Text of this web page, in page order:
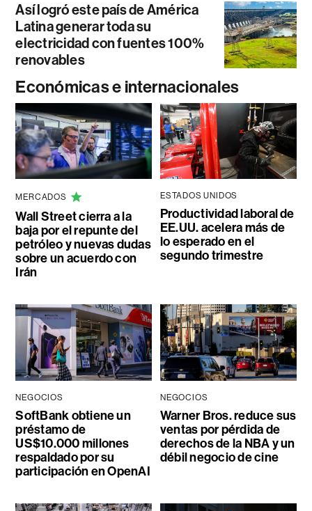
Así logró este país de América
Latina generar toda su
electricidad con fuentes 100%
renovables
Económicas e internacionales
MERCADOS
Wall Street cierra a la
baja por el repunte del
petróleo y nuevas dudas
sobre un acuerdo con
Irán
ESTADOS UNIDOS
Productividad laboral de
EE.UU. acelera más de
lo esperado en el
segundo trimestre
NEGOCIOS
SoftBank obtiene un
préstamo de
US$10.000 millones
respaldado por su
participación en OpenAI
NEGOCIOS
Warner Bros. reduce sus
ventas por pérdida de
derechos de la NBA y un
débil negocio de cine